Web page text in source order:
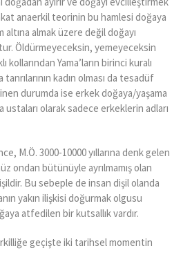
anaerkil teorinin bu hamlesi doğaya
almak üzere değil doğayı
Öldürmeyeceksin, yemeyeceksin
kollarından Yama’ların birinci kuralı
tanrılarının kadın olması da tesadüf
durumda ise erkek doğaya/yaşama
olarak sadece erkeklerin adları
M.Ö. 3000-10000 yıllarına denk gelen
ondan bütünüyle ayrılmamış olan
Bu sebeple de insan dişil olanda
yakın ilişkisi doğurmak olgusu
atfedilen bir kutsallık vardır.
geçişte iki tarihsel momentin